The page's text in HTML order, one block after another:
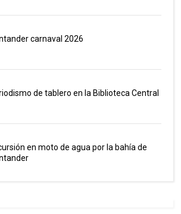
carnaval 2026
de tablero en la Biblioteca Central
en moto de agua por la bahía de